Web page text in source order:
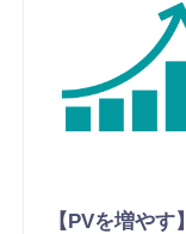
【PVを増や